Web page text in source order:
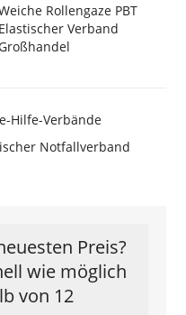
Rollengaze PBT
Elastischer Verband
Hilfe-Verbände
Notfallverband
Preis?
wie möglich
von 12